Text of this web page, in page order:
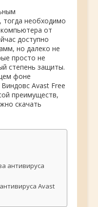
тогда необходимо
от
доступно
но далеко не
просто не
степень защиты.
фоне
Avast Free
преимуществ,
скачать
антивируса
Avast